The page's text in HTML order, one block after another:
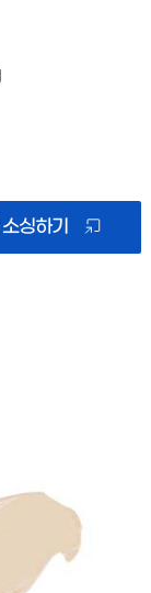
싱하기